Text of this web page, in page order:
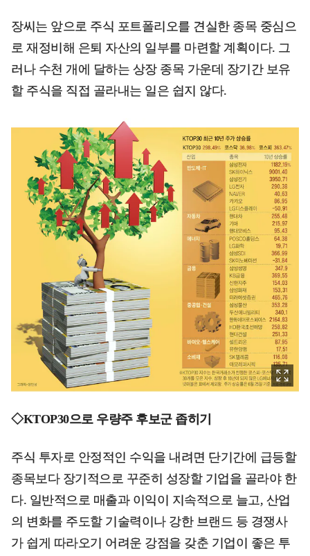
장씨는 앞으로 주식 포트폴리오를 견실한 종목 중심으
로 재정비해 은퇴 자산의 일부를 마련할 계획이다. 그
러나 수천 개에 달하는 상장 종목 가운데 장기간 보유
할 주식을 직접 골라내는 일은 쉽지 않다.
◇KTOP30으로 우량주 후보군 좁히기
주식 투자로 안정적인 수익을 내려면 단기간에 급등할
종목보다 장기적으로 꾸준히 성장할 기업을 골라야 한
다. 일반적으로 매출과 이익이 지속적으로 늘고, 산업
의 변화를 주도할 기술력이나 강한 브랜드 등 경쟁사
가 쉽게 따라오기 어려운 강점을 갖춘 기업이 좋은 투